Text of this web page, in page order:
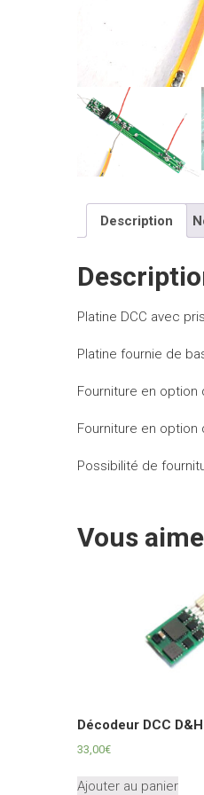
Description
Platine DCC avec
Platine fournie de
Fourniture en option
Fourniture en
Possibilité de
Vous
Décodeur DCC
33,00€
Ajouter au panier